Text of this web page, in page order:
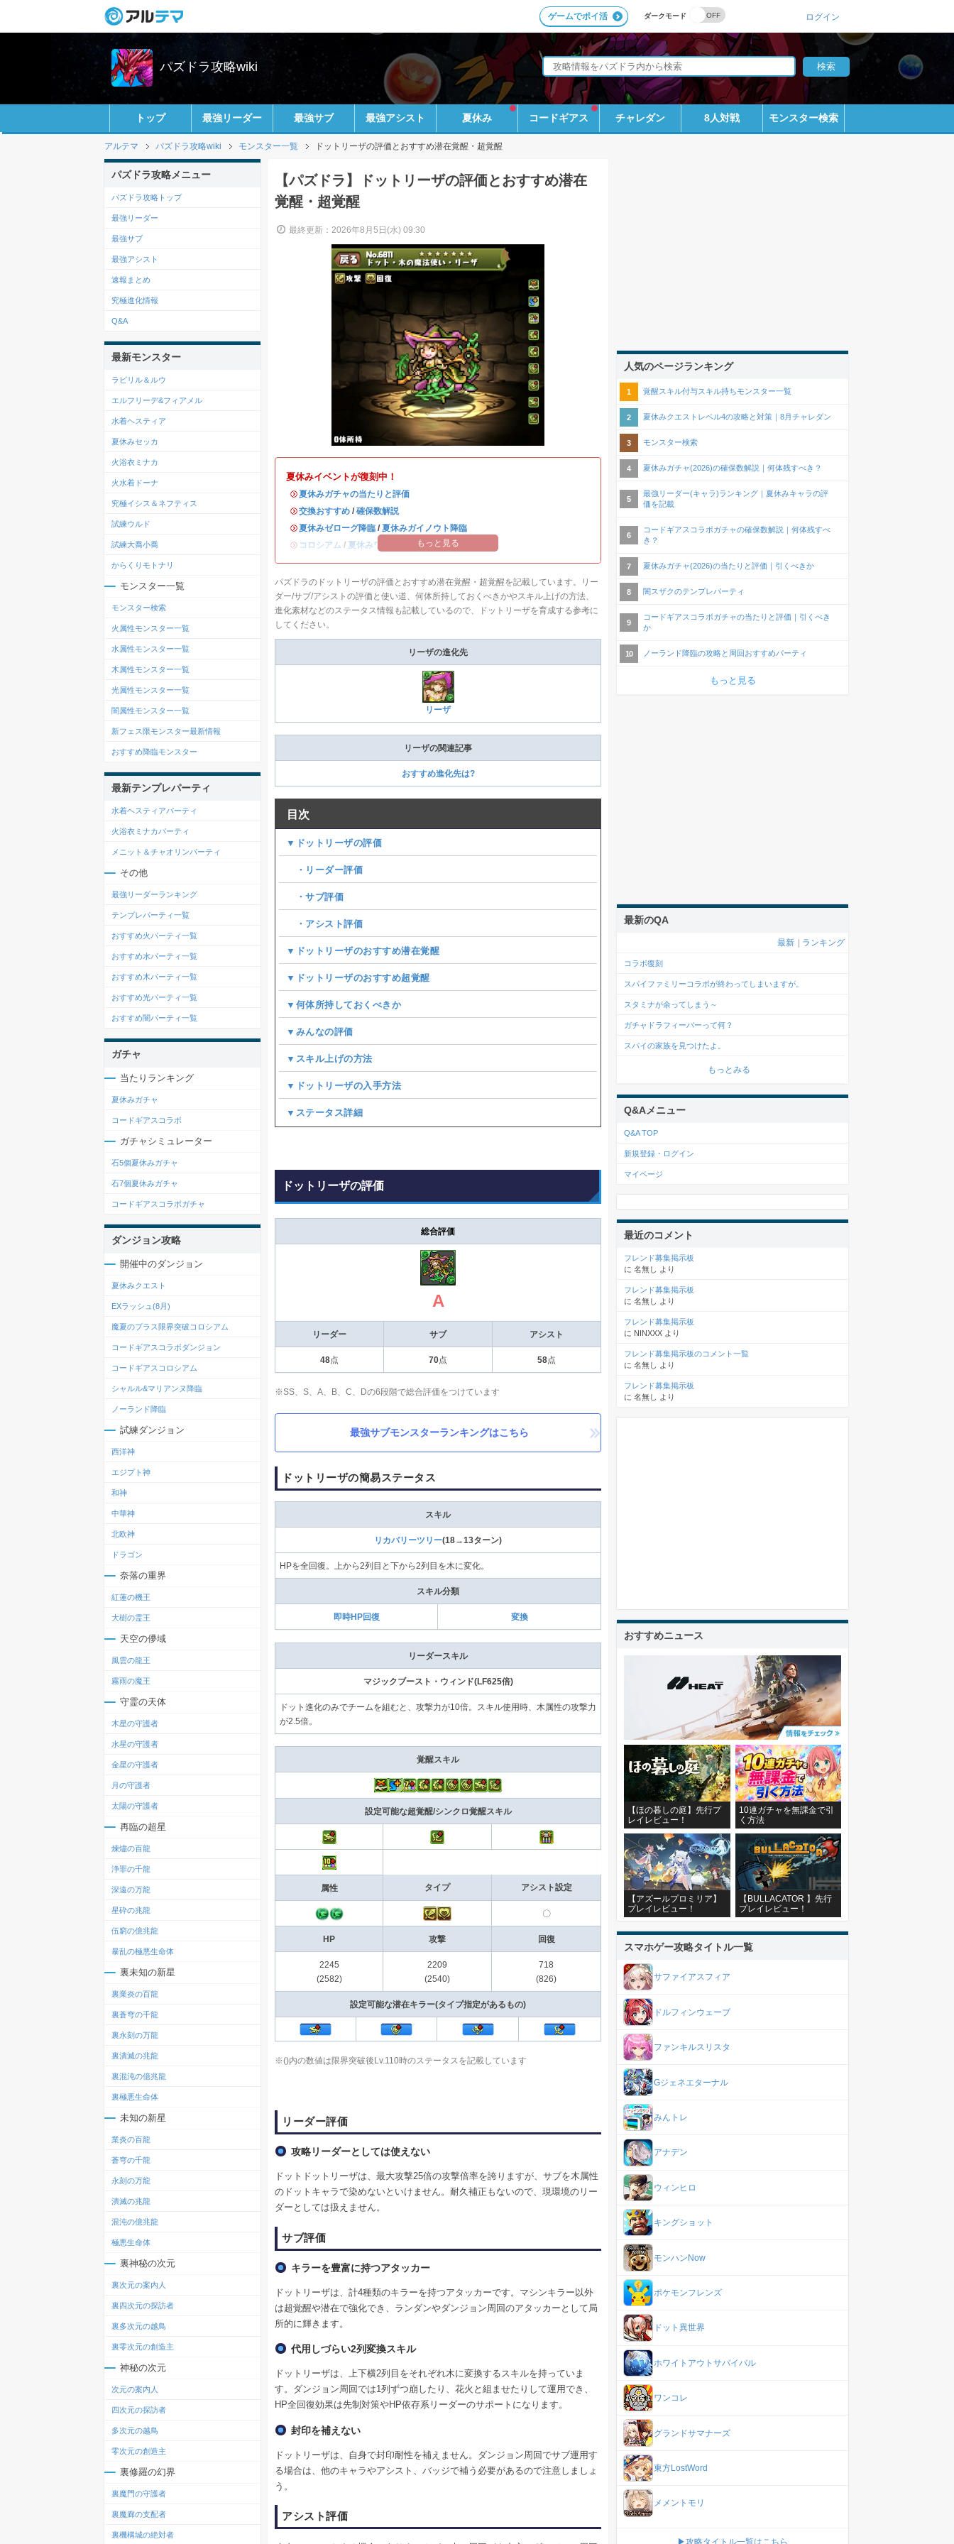
ダークモード
ゲームでポイ活 ログイン
パズドラ攻略wiki
トップ 最強リーダー 最強サブ 最強アシスト 夏休み コードギアス チャレダン 8人対戦 モンスター検索
アルテマ パズドラ攻略wiki モンスター一覧 ドットリーザの評価とおすすめ潜在覚醒・超覚醒
【パズドラ】ドットリーザの評価とおすすめ潜在
覚醒・超覚醒
最終更新：2026年8月5日(水) 09:30
夏休みイベントが復刻中！
・夏休みガチャの当たりと評価
・交換おすすめ / 確保数解説
・夏休みゼローグ降臨 / 夏休みガイノウト降臨
・ コロシアム / 夏休みワンタッチ もっと見る
パズドラのドットリーザの評価とおすすめ潜在覚醒・超覚醒を記載しています。リー
ダー/サブ/アシストの評価と使い道、何体所持しておくべきかやスキル上げの方法、
進化素材などのステータス情報も記載しているので、ドットリーザを育成する参考に
してください。
リーザの進化先
リーザ
リーザの関連記事
おすすめ進化先は?
目次
▼ドットリーザの評価
・リーダー評価
・サブ評価
・アシスト評価
▼ドットリーザのおすすめ潜在覚醒
▼ドットリーザのおすすめ超覚醒
▼何体所持しておくべきか
▼みんなの評価
▼スキル上げの方法
▼ドットリーザの入手方法
▼ステータス詳細
ドットリーザの評価
総合評価
A
リーダー サブ アシスト
48点 70点 58点
※SS、S、A、B、C、Dの6段階で総合評価をつけています
最強サブモンスターランキングはこちら
ドットリーザの簡易ステータス
スキル
リカバリーツリー(18→13ターン)
HPを全回復。上から2列目と下から2列目を木に変化。
スキル分類
即時HP回復 変換
リーダースキル
マジックブースト・ウィンド(LF625倍)
ドット進化のみでチームを組むと、攻撃力が10倍。スキル使用時、木属性の攻撃力
が2.5倍。
覚醒スキル
設定可能な超覚醒/シンクロ覚醒スキル
属性 タイプ アシスト設定
〇
HP 攻撃 回復
2245
(2582)
2209
(2540)
718
(826)
設定可能な潜在キラー(タイプ指定があるもの)
※()内の数値は限界突破後Lv.110時のステータスを記載しています
リーダー評価
攻略リーダーとしては使えない
ドットドットリーザは、最大攻撃25倍の攻撃倍率を誇りますが、サブを木属性
のドットキャラで染めないといけません。耐久補正もないので、現環境のリー
ダーとしては扱えません。
サブ評価
キラーを豊富に持つアタッカー
ドットリーザは、計4種類のキラーを持つアタッカーです。マシンキラー以外
は超覚醒や潜在で強化でき、ランダンやダンジョン周回のアタッカーとして局
所的に輝きます。
代用しづらい2列変換スキル
ドットリーザは、上下横2列目をそれぞれ木に変換するスキルを持っていま
す。ダンジョン周回では1列ずつ崩したり、花火と組ませたりして運用でき、
HP全回復効果は先制対策やHP依存系リーダーのサポートになります。
封印を補えない
ドットリーザは、自身で封印耐性を補えません。ダンジョン周回でサブ運用す
る場合は、他のキャラやアシスト、バッジで補う必要があるので注意しましょ
う。
アシスト評価
パズドラ攻略メニュー
パズドラ攻略トップ
最強リーダー
最強サブ
最強アシスト
速報まとめ
究極進化情報
Q&A
最新モンスター
ラビリル＆ルウ
エルフリーデ&フィアメル
水着ヘスティア
夏休みセッカ
火浴衣ミナカ
火水着ドーナ
究極イシス＆ネフティス
試練ウルド
試練大喬小喬
からくりモトナリ
モンスター一覧
モンスター検索
火属性モンスター一覧
水属性モンスター一覧
木属性モンスター一覧
光属性モンスター一覧
闇属性モンスター一覧
新フェス限モンスター最新情報
おすすめ降臨モンスター
最新テンプレパーティ
水着ヘスティアパーティ
火浴衣ミナカパーティ
メニット＆チャオリンパーティ
その他
最強リーダーランキング
テンプレパーティ一覧
おすすめ火パーティ一覧
おすすめ水パーティ一覧
おすすめ木パーティ一覧
おすすめ光パーティ一覧
おすすめ闇パーティ一覧
ガチャ
当たりランキング
夏休みガチャ
コードギアスコラボ
ガチャシミュレーター
石5個夏休みガチャ
石7個夏休みガチャ
コードギアスコラボガチャ
ダンジョン攻略
開催中のダンジョン
夏休みクエスト
EXラッシュ(8月)
魔夏のプラス限界突破コロシアム
コードギアスコラボダンジョン
コードギアスコロシアム
シャルル&マリアンヌ降臨
ノーランド降臨
試練ダンジョン
西洋神
エジプト神
和神
中華神
北欧神
ドラゴン
奈落の重界
紅蓮の機王
大樹の霊王
天空の儚域
風雲の龍王
霧雨の魔王
守霊の天体
木星の守護者
水星の守護者
金星の守護者
月の守護者
太陽の守護者
再臨の超星
煉燼の百龍
浄罪の千龍
深遠の万龍
星砕の兆龍
伍窮の億兆龍
暴乱の極悪生命体
裏未知の新星
裏業炎の百龍
裏蒼穹の千龍
裏永刻の万龍
裏潰滅の兆龍
裏混沌の億兆龍
裏極悪生命体
未知の新星
業炎の百龍
蒼穹の千龍
永刻の万龍
潰滅の兆龍
混沌の億兆龍
極悪生命体
裏神秘の次元
裏次元の案内人
裏四次元の探訪者
裏多次元の越鳥
裏零次元の創造主
神秘の次元
次元の案内人
四次元の探訪者
多次元の越鳥
零次元の創造主
裏修羅の幻界
裏魔門の守護者
裏魔廊の支配者
裏機構城の絶対者
人気のページランキング
覚醒スキル付与スキル持ちモンスター一覧
夏休みクエストレベル4の攻略と対策｜8月チャレダン
モンスター検索
夏休みガチャ(2026)の確保数解説｜何体残すべき？
最強リーダー(キャラ)ランキング｜夏休みキャラの評
価を記載
コードギアスコラボガチャの確保数解説｜何体残すべ
き？
夏休みガチャ(2026)の当たりと評価｜引くべきか
闇スザクのテンプレパーティ
コードギアスコラボガチャの当たりと評価｜引くべき
か
ノーランド降臨の攻略と周回おすすめパーティ
もっと見る
最新のQA
最新 ランキング
コラボ復刻
スパイファミリーコラボが終わってしまいますが。
スタミナが余ってしまう～
ガチャドラフィーバーって何？
スパイの家族を見つけたよ。
もっとみる
Q&Aメニュー
Q&A TOP
新規登録・ログイン
マイページ
最近のコメント
フレンド募集掲示板
に 名無し より
フレンド募集掲示板
に 名無し より
フレンド募集掲示板
に NINXXX より
フレンド募集掲示板のコメント一覧
に 名無し より
フレンド募集掲示板
に 名無し より
おすすめニュース
【ほの暮しの庭】先行プ
レイレビュー！
10連ガチャを無課金で引
く方法
【アズールプロミリア】
プレイレビュー！
【BULLACATOR 】先行
プレイレビュー！
スマホゲー攻略タイトル一覧
サファイアスフィア
ドルフィンウェーブ
ファンキルスリスタ
Gジェネエターナル
みんトレ
アナデン
ウィンヒロ
キングショット
モンハンNow
ポケモンフレンズ
ドット異世界
ホワイトアウトサバイバル
ワンコレ
グランドサマナーズ
東方LostWord
メメントモリ
▶攻略タイトル一覧はこちら